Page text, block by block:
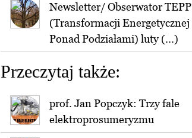
Newsletter/ Obserwator TEPP
(Transformacji Energetycznej
Ponad Podziałami) luty (...)
Przeczytaj także:
prof. Jan Popczyk: Trzy fale
elektroprosumeryzmu